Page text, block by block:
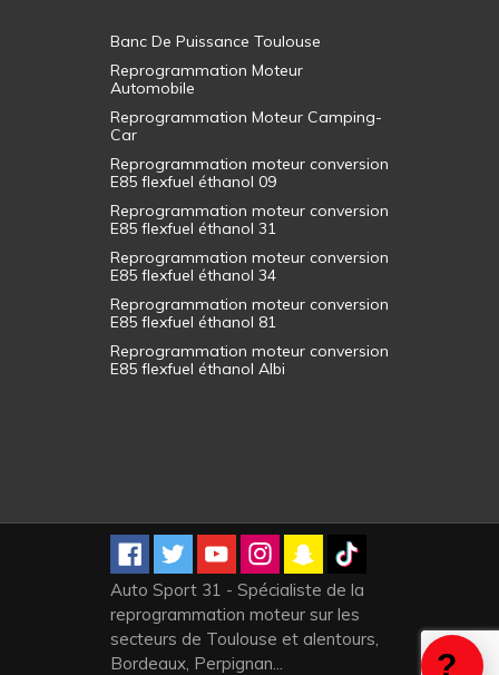
Banc De Puissance Toulouse
Reprogrammation Moteur
Automobile
Reprogrammation Moteur Camping-
Car
Reprogrammation moteur conversion
E85 flexfuel éthanol 09
Reprogrammation moteur conversion
E85 flexfuel éthanol 31
Reprogrammation moteur conversion
E85 flexfuel éthanol 34
Reprogrammation moteur conversion
E85 flexfuel éthanol 81
Reprogrammation moteur conversion
E85 flexfuel éthanol Albi
Auto Sport 31 - Spécialiste de la
reprogrammation moteur sur les
secteurs de Toulouse et alentours,
Bordeaux, Perpignan...